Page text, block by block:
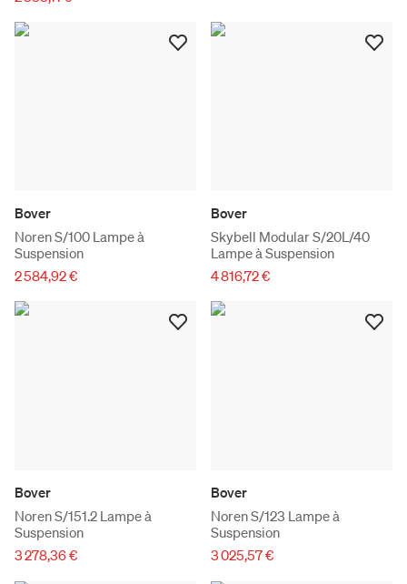
Bover
Noren S/100 Lampe à
Suspension
2 584,92 €
Bover
Skybell Modular S/20L/40
Lampe à Suspension
4 816,72 €
Bover
Noren S/151.2 Lampe à
Suspension
3 278,36 €
Bover
Noren S/123 Lampe à
Suspension
3 025,57 €